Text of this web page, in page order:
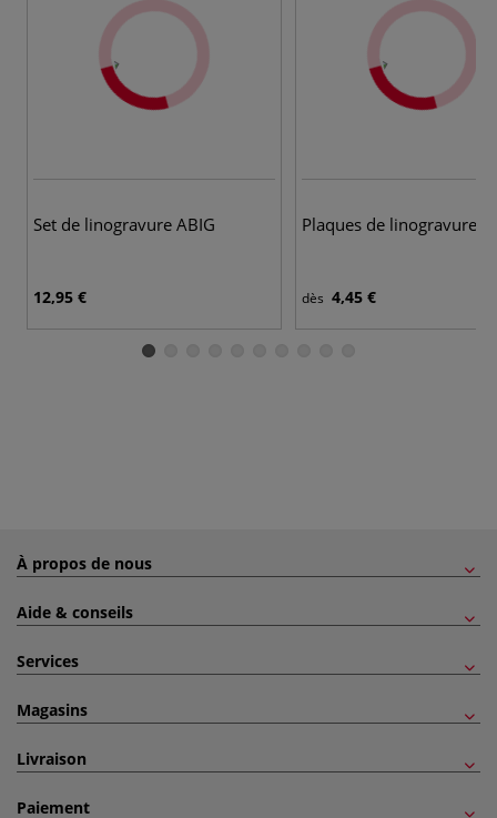
Set de linogravure ABIG
12,95 €
Plaques de linogravure
dès 4,45 €
À propos de nous
Aide & conseils
Services
Magasins
Livraison
Paiement